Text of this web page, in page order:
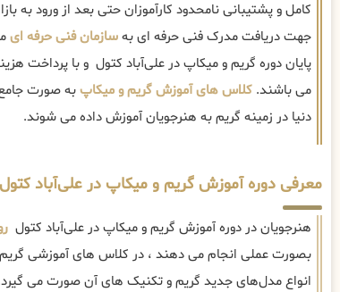
کامل و پشتیبانی نامحدود کارآموزان حتی بعد از ورود به
جهت دریافت مدرک فنی حرفه ای بهسازمان فنی حرفه ای
پایان دوره گریم و میکاپ در علی‌آباد کتول و با پرداخت
می باشند. کلاس های آموزش گریم و میکاپبه صورت جامع
دنیا در زمینه گریم به هنرجویان آموزش داده می شوند.
معرفی دوره آموزش گریم و میکاپ در علی‌آباد کتول
هنرجویان در دوره آموزش گریم و میکاپ در علی‌آباد کتول
بصورت عملی انجام می دهند ، در کلاس های آموزشی گریم
انواع مدل‌های جدید گریم و تکنیک های آن صورت می